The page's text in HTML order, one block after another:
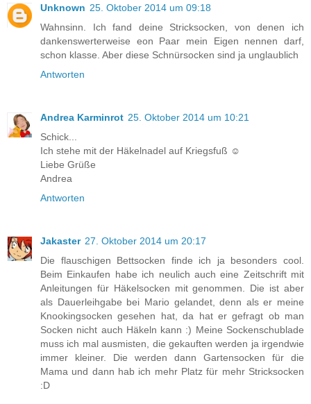
Unknown 25. Oktober 2014 um 09:18
Wahnsinn. Ich fand deine Stricksocken, von denen ich
dankenswerterweise eon Paar mein Eigen nennen darf,
schon klasse. Aber diese Schnürsocken sind ja unglaublich
Antworten
Andrea Karminrot 25. Oktober 2014 um 10:21
Schick...
Ich stehe mit der Häkelnadel auf Kriegsfuß ☺
Liebe Grüße
Andrea
Antworten
Jakaster 27. Oktober 2014 um 20:17
Die flauschigen Bettsocken finde ich ja besonders cool.
Beim Einkaufen habe ich neulich auch eine Zeitschrift mit
Anleitungen für Häkelsocken mit genommen. Die ist aber
als Dauerleihgabe bei Mario gelandet, denn als er meine
Knookingsocken gesehen hat, da hat er gefragt ob man
Socken nicht auch Häkeln kann :) Meine Sockenschublade
muss ich mal ausmisten, die gekauften werden ja irgendwie
immer kleiner. Die werden dann Gartensocken für die
Mama und dann hab ich mehr Platz für mehr Stricksocken
:D